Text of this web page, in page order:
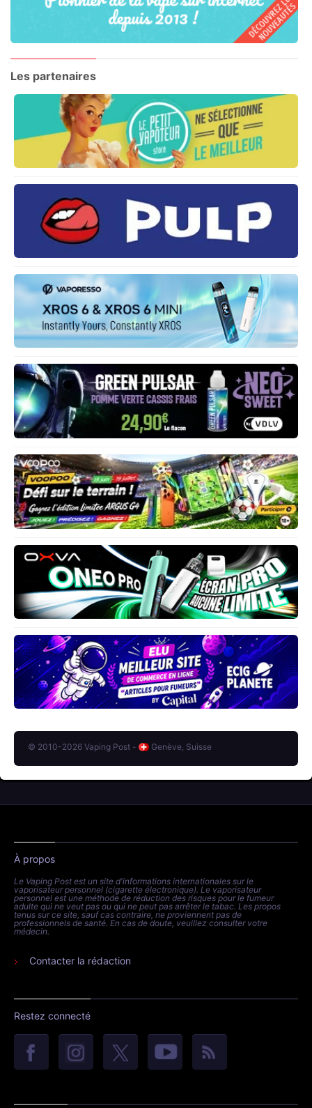
Les partenaires
© 2010-2026 Vaping Post - Genève, Suisse
À propos
Le Vaping Post est un site d'informations internationales sur le
vaporisateur personnel (cigarette électronique). Le vaporisateur
personnel est une méthode de réduction des risques pour le fumeur
adulte qui ne veut pas ou qui ne peut pas arrêter le tabac. Les propos
tenus sur ce site, sauf cas contraire, ne proviennent pas de
professionnels de santé. En cas de doute, veuillez consulter votre
médecin.
Contacter la rédaction
Restez connecté